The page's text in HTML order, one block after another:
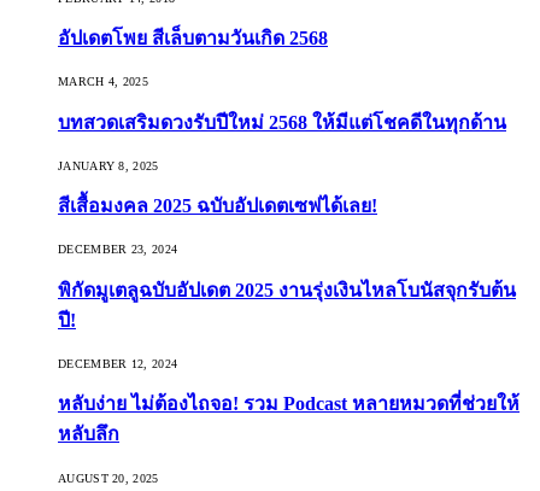
อัปเดตโพย สีเล็บตามวันเกิด 2568
MARCH 4, 2025
บทสวดเสริมดวงรับปีใหม่ 2568 ให้มีแต่โชคดีในทุกด้าน
JANUARY 8, 2025
สีเสื้อมงคล 2025 ฉบับอัปเดตเซฟได้เลย!
DECEMBER 23, 2024
พิกัดมูเตลูฉบับอัปเดต 2025 งานรุ่งเงินไหลโบนัสจุกรับต้น
ปี!
DECEMBER 12, 2024
หลับง่าย ไม่ต้องไถจอ! รวม Podcast หลายหมวดที่ช่วยให้
หลับลึก
AUGUST 20, 2025